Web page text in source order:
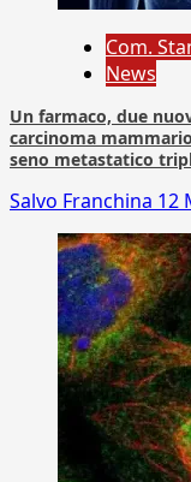
Com.
News
Un farmaco, due
carcinoma
seno metastatico
Salvo Franchina 12